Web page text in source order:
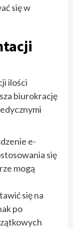
się w
ilości
biurokrację
e-
się
mogą
się na
po